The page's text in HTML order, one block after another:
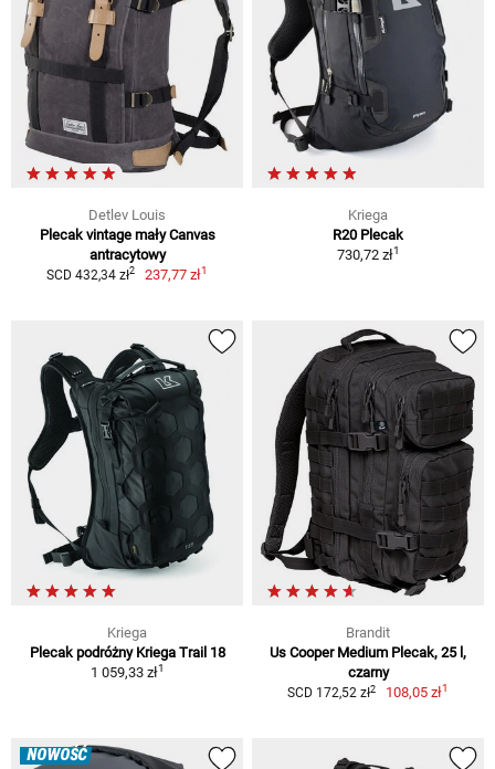
Detlev Louis
Plecak vintage mały Canvas
antracytowy
SCD 432,34 zł2 237,77 zł1
Kriega
R20 Plecak
730,72 zł1
Kriega
Plecak podróżny Kriega Trail 18
1 059,33 zł1
Brandit
Us Cooper Medium Plecak, 25 l,
czarny
SCD 172,52 zł2 108,05 zł1
NOWOŚĆ